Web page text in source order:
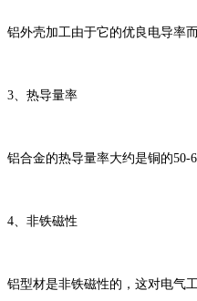
铝外壳加工由于它的优良电导率
3、热导量率
铝合金的热导量率大约是铜的50-
4、非铁磁性
铝型材是非铁磁性的，这对电气